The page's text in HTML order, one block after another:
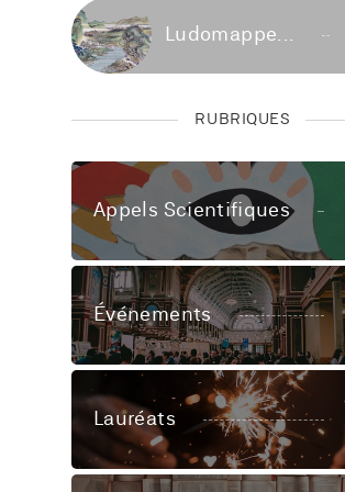
Ludomappe...
RUBRIQUES
Appels Scientifiques
Événements
Lauréats